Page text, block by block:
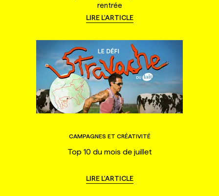
rentrée
LIRE L'ARTICLE
CAMPAGNES ET CRÉATIVITÉ
Top 10 du mois de juillet
LIRE L'ARTICLE